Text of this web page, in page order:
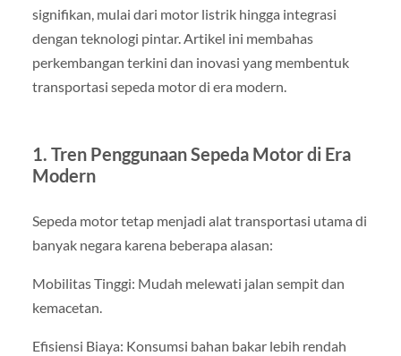
signifikan, mulai dari motor listrik hingga integrasi
dengan teknologi pintar. Artikel ini membahas
perkembangan terkini dan inovasi yang membentuk
transportasi sepeda motor di era modern.
1. Tren Penggunaan Sepeda Motor di Era
Modern
Sepeda motor tetap menjadi alat transportasi utama di
banyak negara karena beberapa alasan:
Mobilitas Tinggi: Mudah melewati jalan sempit dan
kemacetan.
Efisiensi Biaya: Konsumsi bahan bakar lebih rendah